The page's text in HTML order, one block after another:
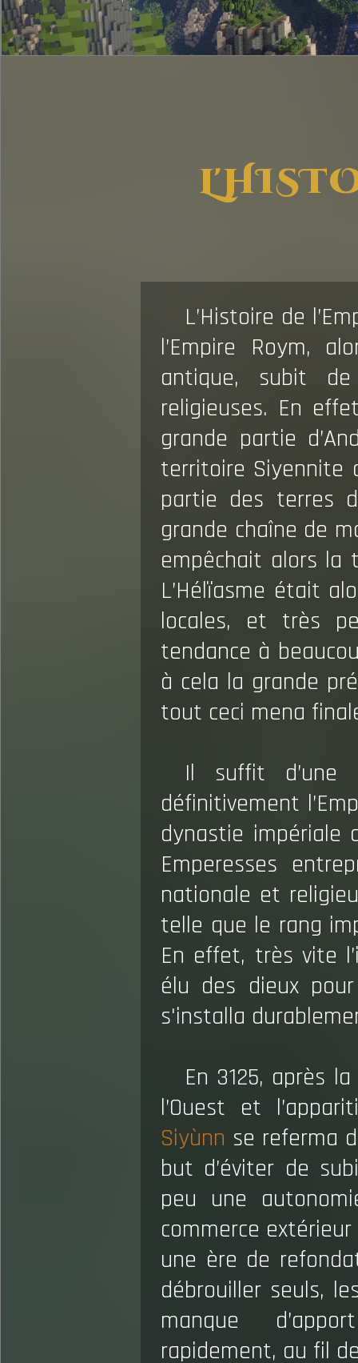
L’Histoire de
l’Empire Roym,
antique, subit
religieuses. En
grande partie
territoire Siyennite
partie des terres
grande chaîne de
empêchait alors la
L’Hélïasme était
locales, et très
tendance à
à cela la grande
tout ceci mena
Il suffit d’une
définitivement
dynastie impériale
Emperesses
nationale et
telle que le rang
En effet, très vite
élu des dieux
s'installa
En 3125, après
l’Ouest et
Siyùnn se referma
but d’éviter de
peu une
commerce
une ère de
débrouiller seuls,
manque
rapidement, au fil